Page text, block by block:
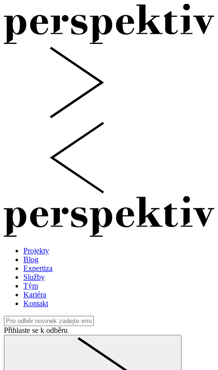
Projekty
Blog
Expertiza
Služby
Tým
Kariéra
Kontakt
Přihlaste se k odběru